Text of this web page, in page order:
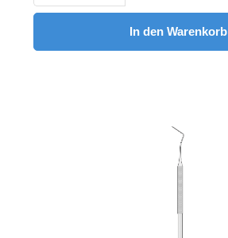
In den Warenkorb